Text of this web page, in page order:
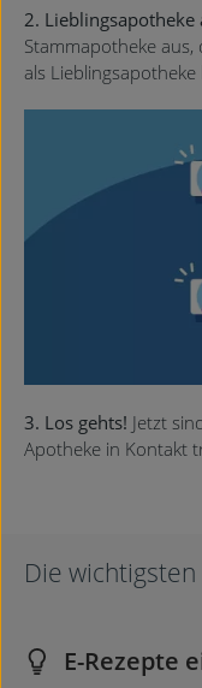
2. Lieblingsapotheke
Stammapotheke
als
3. Los gehts! Jetzt
Apotheke in Kontakt
Die
E-Rezepte